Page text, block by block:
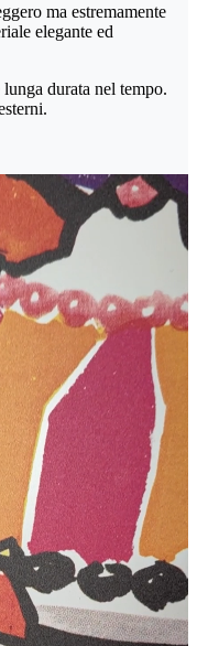
ma estremamente
elegante ed
durata nel tempo.